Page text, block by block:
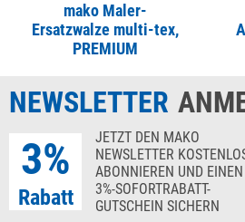
mako Maler-
Ersatzwalze multi-tex,
PREMIUM
NEWSLETTER
3%
Rabatt
JETZT DEN MAKO
NEWSLETTER
ABONNIEREN UND EINEN
3%-SOFORTRABATT-
GUTSCHEIN SICHERN